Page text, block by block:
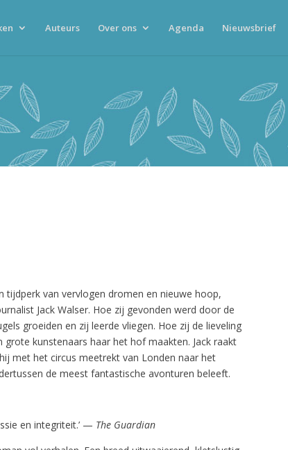
Auteurs Over ons Agenda Nieuwsbrief
tijdperk van vervlogen dromen en nieuwe hoop,
Jack Walser. Hoe zij gevonden werd door de
groeiden en zij leerde vliegen. Hoe zij de lieveling
kunstenaars haar het hof maakten. Jack raakt
met het circus meetrekt van Londen naar het
de meest fantastische avonturen beleeft.
en integriteit.’ — The Guardian